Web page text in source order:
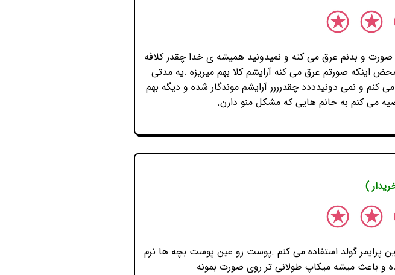
و بدنم عرق می کنه و نمیدونید همیشه ی خدا چقدر کلافه
اینکه صورتم عرق می کنه آرایشم کلا بهم میریزه .یه مدتی
کنم و نمی دونیدددد چقدرررر آرایشم موندگار شده و دیگه بهم
می کنم به خانم هایی که مشکل منو دارن.
)
از این پرایمر گولد استفاده می کنم .پوست رو عین پوست بچه ها نرم
باعث میشه میکاپ طولانی تر روی صورت بمونه